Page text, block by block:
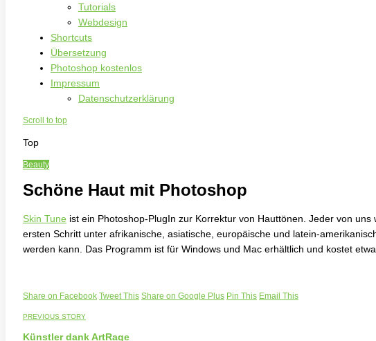
Tutorials
Webdesign
Shortcuts
Übersetzung
Photoshop kostenlos
Impressum
Datenschutzerklärung
Scroll to top
Top
Beauty
Schöne Haut mit Photoshop
Skin Tune ist ein Photoshop-PlugIn zur Korrektur von Hauttönen. Jeder von
ersten Schritt unter afrikanische, asiatische, europäische und latein-
werden kann. Das Programm ist für Windows und Mac erhältlich und kostet
Share on Facebook Tweet This Share on Google Plus Pin This Email This
PREVIOUS STORY
Künstler dank ArtRage